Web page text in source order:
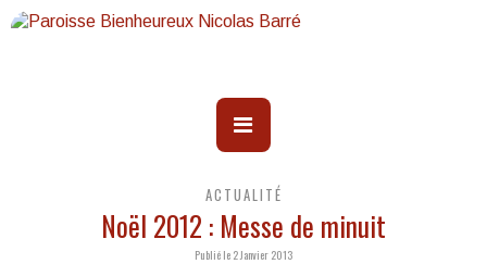
ACTUALITÉ
Noël 2012 : Messe de minuit
Publié le 2 Janvier 2013